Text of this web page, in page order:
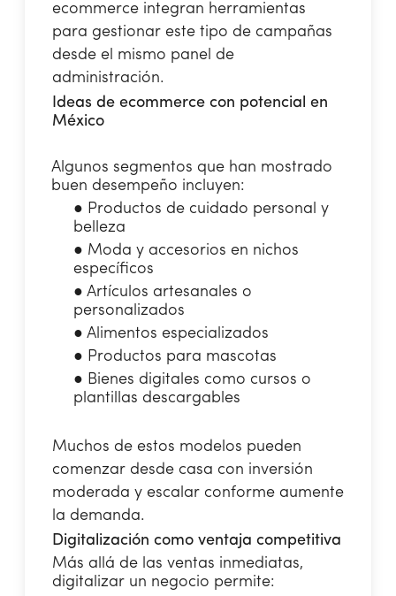
ecommerce integran herramientas
para gestionar este tipo de campañas
desde el mismo panel de
administración.
Ideas de ecommerce con potencial en
México
Algunos segmentos que han mostrado
buen desempeño incluyen:
● Productos de cuidado personal y
belleza
● Moda y accesorios en nichos
específicos
●Artículos artesanales o
personalizados
●Alimentos especializados
● Productos para mascotas
● Bienes digitales como cursos o
plantillas descargables
Muchos de estos modelos pueden
comenzar desde casa con inversión
moderada y escalar conforme aumente
la demanda.
Digitalización como ventaja competitiva
Más allá de las ventas inmediatas,
digitalizar un negocio permite: